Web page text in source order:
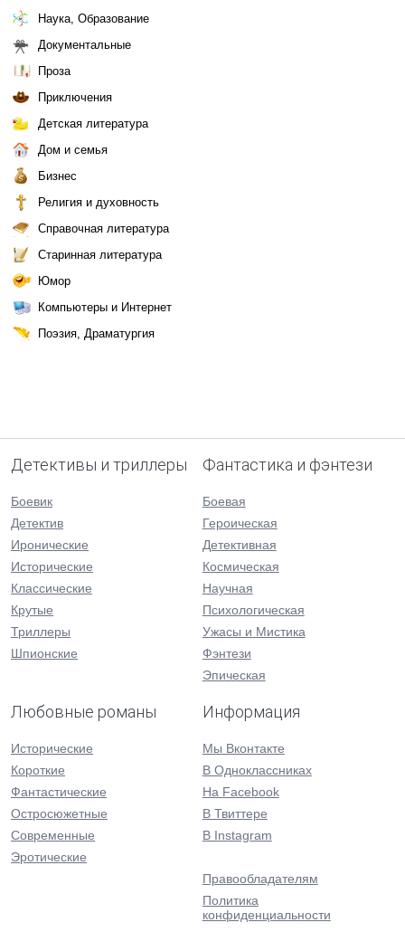
Наука, Образование
Документальные
Проза
Приключения
Детская литература
Дом и семья
Бизнес
Религия и духовность
Справочная литература
Старинная литература
Юмор
Компьютеры и Интернет
Поэзия, Драматургия
Детективы и триллеры
Боевик
Детектив
Иронические
Исторические
Классические
Крутые
Триллеры
Шпионские
Фантастика и фэнтези
Боевая
Героическая
Детективная
Космическая
Научная
Психологическая
Ужасы и Мистика
Фэнтези
Эпическая
Любовные романы
Исторические
Короткие
Фантастические
Остросюжетные
Современные
Эротические
Информация
Мы Вконтакте
В Одноклассниках
На Facebook
В Твиттере
В Instagram
Правообладателям
Политика
конфиденциальности